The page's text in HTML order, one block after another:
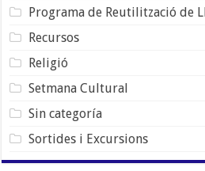
Programa de Reutilització de
Recursos
Religió
Setmana Cultural
Sin categoría
Sortides i Excursions